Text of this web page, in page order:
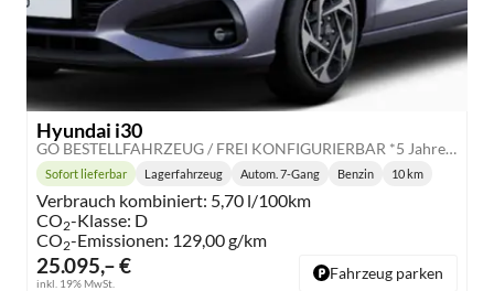
Hyundai i30
GO BESTELLFAHRZEUG / FREI KONFIGURIERBAR *5 Jahre Garantie*
25.095,– €
inkl. 19% MwSt.
Lieferzeit:
Sofort lieferbar Lagerfahrzeug
Getriebe:
Autom. 7-Gang
Kraftstoff:
Benzin
Kilometerstand:
10 km
Verbrauch kombiniert: 5,70 l/100km
CO2-Klasse: D
CO2-Emissionen: 129,00 g/km
Fahrzeug parken